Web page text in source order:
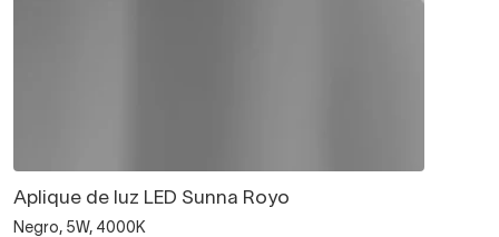
Aplique de luz LED Sunna Royo
Negro, 5W, 4000K